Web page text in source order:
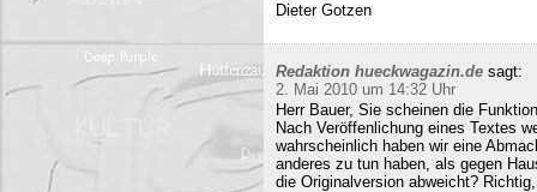
Dieter Gotzen
Redaktion hueckwagazin.de sagt:
2. Mai 2010 um 14:32 Uhr
Herr Bauer, Sie scheinen die
Nach Veröffenlichung eines Textes
wahrscheinlich haben wir eine
anderes zu tun haben, als gegen
die Originalversion abweicht?